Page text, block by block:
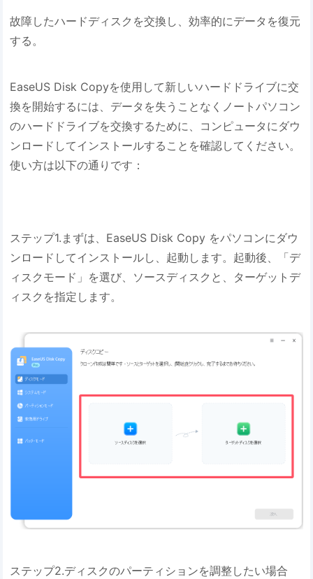
故障したハードディスクを交換し、効率的にデータを復元
する。
EaseUS Disk Copyを使用して新しいハードドライブに交
換を開始するには、データを失うことなくノートパソコン
のハードドライブを交換するために、コンピュータにダウ
ンロードしてインストールすることを確認してください。
使い方は以下の通りです：
ステップ1.まずは、EaseUS Disk Copy をパソコンにダウ
ンロードしてインストールし、起動します。起動後、「デ
ィスクモード」を選び、ソースディスクと、ターゲットデ
ィスクを指定します。
ステップ2.ディスクのパーティションを調整したい場合